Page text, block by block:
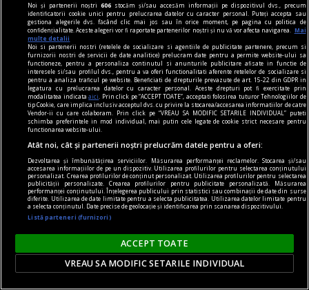
accent pe istorie
Lech Walesa, din istorie și din prezent
Stocul pare limitat, istoria continuă.
Mihaela SIMINA
prezentul discontinuu
Noi și partenerii noștri606 stocăm și/sau accesăm informații pe dispozitivul dvs., precum
identificatorii cookie unici pentru prelucrarea datelor cu caracter personal. Puteți accepta sau
gestiona alegerile dvs. făcând clic mai jos sau în orice moment, pe pagina cu politica de
confidențialitate. Aceste alegeri vor fi raportate partenerilor noștri și nu vă vor afecta navigarea.
Mai
multe detalii
Noi si partenerii nostri (retelele de socializare si agentiile de publicitate partenere, precum si
furnizorii nostri de servicii de date analitice) prelucram date pentru a permite website-ului sa
functioneze, pentru a personaliza continutul si anunturile publicitare afisate in functie de
interesele si/sau profilul dvs., pentru a va oferi functionalitati aferente retelelor de socializare si
pentru a analiza traficul pe website. Beneficiati de drepturile prevazute de art. 15-22 din GDPR in
legatura cu prelucrarea datelor cu caracter personal. Aceste drepturi pot fi exercitate prin
modalitatea indicataaici
. Prin click pe “ACCEPT TOATE”, acceptati folosirea tuturor Tehnologiilor de
tip Cookie, care implica inclusiv acceptul dvs. cu privire la stocarea/accesarea informatiilor de catre
Vendor-ii cu care colaboram. Prin click pe “VREAU SA MODIFIC SETARILE INDIVIDUAL” puteti
schimba preferintele in mod individual, mai putin cele legate de cookie strict necesare pentru
functionarea website-ului.
Atât noi, cât și partenerii noștri prelucrăm datele pentru a oferi:
Dezvoltarea și îmbunătățirea serviciilor. Măsurarea performanței reclamelor. Stocarea și/sau
accesarea informațiilor de pe un dispozitiv. Utilizarea profilurilor pentru selectarea conținutului
personalizat. Crearea profilurilor de conținut personalizat. Utilizarea profilurilor pentru selectarea
publicității personalizate. Crearea profilurilor pentru publicitate personalizată. Măsurarea
performanței conținutului. Înțelegerea publicului prin statistici sau combinații de date din surse
diferite. Utilizarea de date limitate pentru a selecta publicitatea. Utilizarea datelor limitate pentru
a selecta conținutul. Date precise de geolocație și identificarea prin scanarea dispozitivului.
Listă parteneri (furnizori)
ACCEPT TOATE
VREAU SA MODIFIC SETARILE INDIVIDUAL